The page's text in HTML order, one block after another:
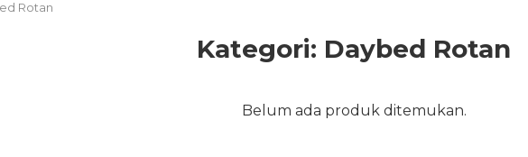
Rotan
Kategori: Daybed Rotan
Belum ada produk ditemukan.